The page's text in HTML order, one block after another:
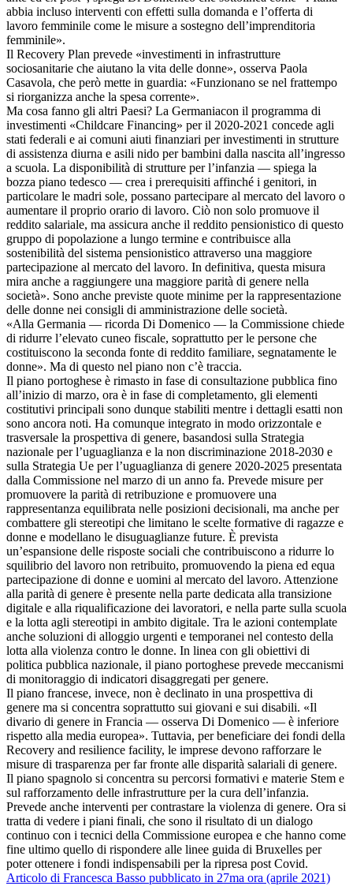
abbia incluso interventi con effetti sulla domanda e l’offerta di
lavoro femminile come le misure a sostegno dell’imprenditoria
femminile».
Il Recovery Plan prevede «investimenti in infrastrutture
sociosanitarie che aiutano la vita delle donne», osserva Paola
Casavola, che però mette in guardia: «Funzionano se nel frattempo
si riorganizza anche la spesa corrente».
Ma cosa fanno gli altri Paesi? La Germaniacon il programma di
investimenti «Childcare Financing» per il 2020-2021 concede agli
stati federali e ai comuni aiuti finanziari per investimenti in strutture
di assistenza diurna e asili nido per bambini dalla nascita all’ingresso
a scuola. La disponibilità di strutture per l’infanzia — spiega la
bozza piano tedesco — crea i prerequisiti affinché i genitori, in
particolare le madri sole, possano partecipare al mercato del lavoro o
aumentare il proprio orario di lavoro. Ciò non solo promuove il
reddito salariale, ma assicura anche il reddito pensionistico di questo
gruppo di popolazione a lungo termine e contribuisce alla
sostenibilità del sistema pensionistico attraverso una maggiore
partecipazione al mercato del lavoro. In definitiva, questa misura
mira anche a raggiungere una maggiore parità di genere nella
società». Sono anche previste quote minime per la rappresentazione
delle donne nei consigli di amministrazione delle società.
«Alla Germania — ricorda Di Domenico — la Commissione chiede
di ridurre l’elevato cuneo fiscale, soprattutto per le persone che
costituiscono la seconda fonte di reddito familiare, segnatamente le
donne». Ma di questo nel piano non c’è traccia.
Il piano portoghese è rimasto in fase di consultazione pubblica fino
all’inizio di marzo, ora è in fase di completamento, gli elementi
costitutivi principali sono dunque stabiliti mentre i dettagli esatti non
sono ancora noti. Ha comunque integrato in modo orizzontale e
trasversale la prospettiva di genere, basandosi sulla Strategia
nazionale per l’uguaglianza e la non discriminazione 2018-2030 e
sulla Strategia Ue per l’uguaglianza di genere 2020-2025 presentata
dalla Commissione nel marzo di un anno fa. Prevede misure per
promuovere la parità di retribuzione e promuovere una
rappresentanza equilibrata nelle posizioni decisionali, ma anche per
combattere gli stereotipi che limitano le scelte formative di ragazze e
donne e modellano le disuguaglianze future. È prevista
un’espansione delle risposte sociali che contribuiscono a ridurre lo
squilibrio del lavoro non retribuito, promuovendo la piena ed equa
partecipazione di donne e uomini al mercato del lavoro. Attenzione
alla parità di genere è presente nella parte dedicata alla transizione
digitale e alla riqualificazione dei lavoratori, e nella parte sulla scuola
e la lotta agli stereotipi in ambito digitale. Tra le azioni contemplate
anche soluzioni di alloggio urgenti e temporanei nel contesto della
lotta alla violenza contro le donne. In linea con gli obiettivi di
politica pubblica nazionale, il piano portoghese prevede meccanismi
di monitoraggio di indicatori disaggregati per genere.
Il piano francese, invece, non è declinato in una prospettiva di
genere ma si concentra soprattutto sui giovani e sui disabili. «Il
divario di genere in Francia — osserva Di Domenico — è inferiore
rispetto alla media europea». Tuttavia, per beneficiare dei fondi della
Recovery and resilience facility, le imprese devono rafforzare le
misure di trasparenza per far fronte alle disparità salariali di genere.
Il piano spagnolo si concentra su percorsi formativi e materie Stem e
sul rafforzamento delle infrastrutture per la cura dell’infanzia.
Prevede anche interventi per contrastare la violenza di genere. Ora si
tratta di vedere i piani finali, che sono il risultato di un dialogo
continuo con i tecnici della Commissione europea e che hanno come
fine ultimo quello di rispondere alle linee guida di Bruxelles per
poter ottenere i fondi indispensabili per la ripresa post Covid.
Articolo di Francesca Basso pubblicato in 27ma ora (aprile 2021)